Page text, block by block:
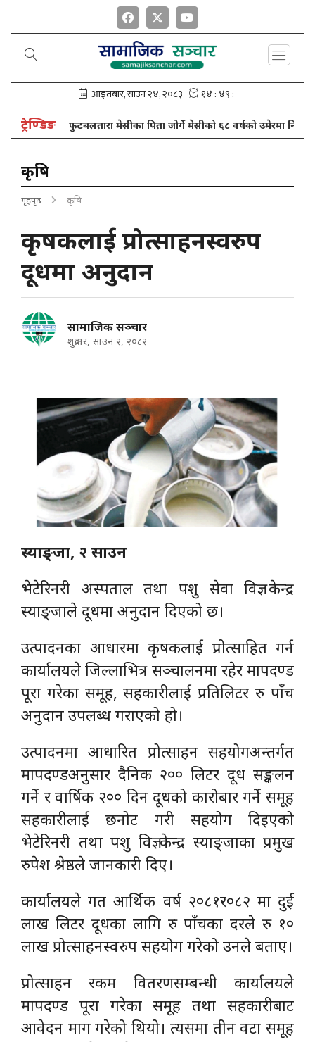
ट्रेण्डिङफुटबलतारा मेसीका पिता जोर्गे मेसीको ६८ वर्षको उमेरमा निधन
कृषि
गृहपृष्ठ कृषि
कृषकलाई प्रोत्साहनस्वरुप
दूधमा अनुदान
सामाजिक सञ्चार
शुक्रबार, साउन २, २०८२
स्याङ्जा, २ साउन
भेटेरिनरी अस्पताल तथा पशु सेवा विज्ञ केन्द्र
स्याङ्जाले दूधमा अनुदान दिएको छ।
उत्पादनका आधारमा कृषकलाई प्रोत्साहित गर्न
कार्यालयले जिल्लाभित्र सञ्चालनमा रहेर मापदण्ड
पूरा गरेका समूह, सहकारीलाई प्रतिलिटर रु पाँच
अनुदान उपलब्ध गराएको हो।
उत्पादनमा आधारित प्रोत्साहन सहयोगअन्तर्गत
मापदण्डअनुसार दैनिक २०० लिटर दूध सङ्कलन
गर्ने र वार्षिक २०० दिन दूधको कारोबार गर्ने समूह
सहकारीलाई छनोट गरी सहयोग दिइएको
भेटेरिनरी तथा पशु विज्ञ केन्द्र स्याङ्जाका प्रमुख
रुपेश श्रेष्ठले जानकारी दिए।
कार्यालयले गत आर्थिक वर्ष २०८१र०८२ मा दुई
लाख लिटर दूधका लागि रु पाँचका दरले रु १०
लाख प्रोत्साहनस्वरुप सहयोग गरेको उनले बताए।
प्रोत्साहन रकम वितरणसम्बन्धी कार्यालयले
मापदण्ड पूरा गरेका समूह तथा सहकारीबाट
आवेदन माग गरेको थियो। त्यसमा तीन वटा समूह